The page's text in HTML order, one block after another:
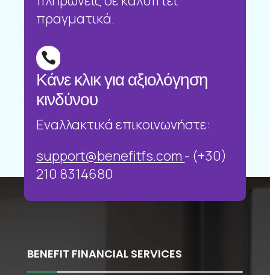
πραγματικά.

Κάνε κλικ για αξιολόγηση
κινδύνου
Εναλλακτικά επικοινωνήστε:
support@benefitfs.com - (+30)
210 8314680
BENEFIT FINANCIAL SERVICES
Χρησιμοποιούμε cookies για να σας προσφέρουμε τη
Αποδοχή